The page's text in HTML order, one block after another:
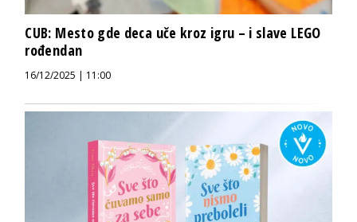
CUB: Mesto gde deca uče kroz igru – i slave LEGO
rođendan
16/12/2025 | 11:00